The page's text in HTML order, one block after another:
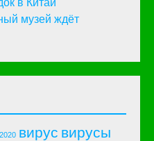
музей ждёт
вирус вирусы